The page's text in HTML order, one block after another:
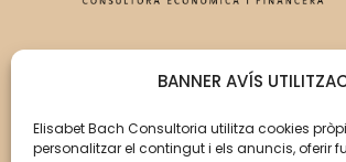
BANNER AVÍS
Elisabet Bach Consultoria utilitza cookies
personalitzar el contingut i els anuncis, oferir
del creixement de la teva
empresa perquè aquesta
assoleixi els seus objectius.